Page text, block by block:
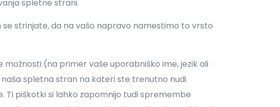
spletne strani.
strinjate, da na vašo napravo namestimo to vrsto
(na primer vaše uporabniško ime, jezik ali
spletna stran na kateri ste trenutno nudi
Ti piškotki si lahko zapomnijo tudi spremembe